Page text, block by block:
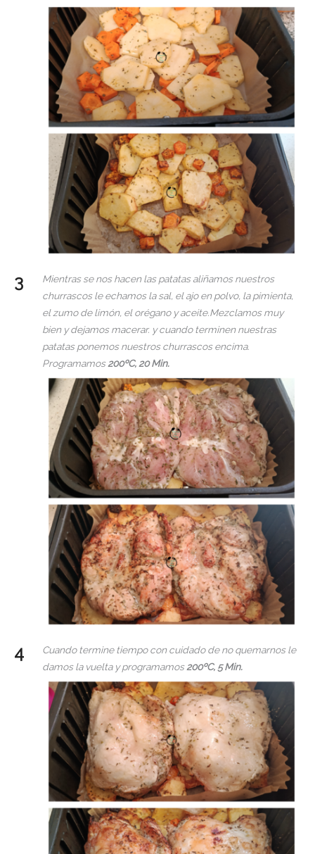
Mientras se nos hacen las patatas aliñamos nuestros
churrascos le echamos la sal, el ajo en polvo, la pimienta,
el zumo de limón, el orégano y aceite.Mezclamos muy
bien y dejamos macerar. y cuando terminen nuestras
patatas ponemos nuestros churrascos encima.
Programamos200ºC, 20 Min.
Cuando termine tiempo con cuidado de no quemarnos le
damos la vuelta y programamos200ºC, 5 Min.